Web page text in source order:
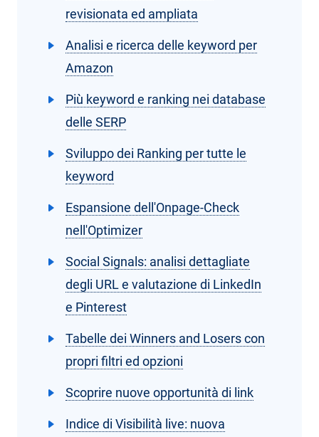
revisionata ed ampliata
Analisi e ricerca delle keyword per
Amazon
Più keyword e ranking nei database
delle SERP
Sviluppo dei Ranking per tutte le
keyword
Espansione dell'Onpage-Check
nell'Optimizer
Social Signals: analisi dettagliate
degli URL e valutazione di LinkedIn
e Pinterest
Tabelle dei Winners and Losers con
propri filtri ed opzioni
Scoprire nuove opportunità di link
Indice di Visibilità live: nuova